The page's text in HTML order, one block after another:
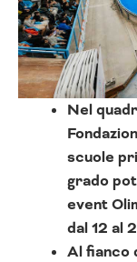
Nel
scuole
grado
event
dal 12 al
Al fianco